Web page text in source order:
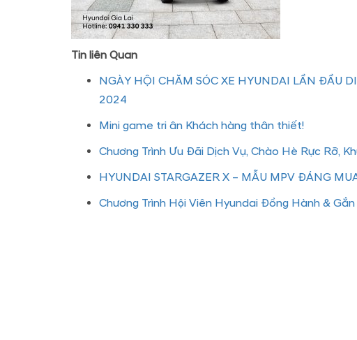
Tin liên Quan
NGÀY HỘI CHĂM SÓC XE HYUNDAI LẦN ĐẦU
2024
Mini game tri ân Khách hàng thân thiết!
Chương Trình Ưu Đãi Dịch Vụ, Chào Hè Rực Rỡ,
HYUNDAI STARGAZER X – MẪU MPV ĐÁNG
Chương Trình Hội Viên Hyundai Đồng Hành &